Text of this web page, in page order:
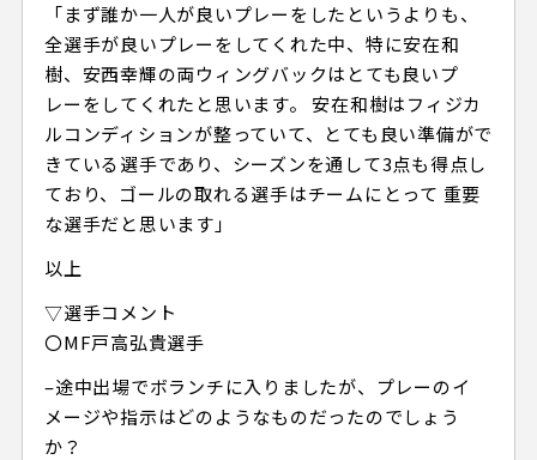
「まず誰か一人が良いプレーをしたというよりも、
全選手が良いプレーをしてくれた中、特に安在和
樹、安西幸輝の両ウィングバックはとても良いプ
レーをしてくれたと思います。 安在和樹はフィジカ
ルコンディションが整っていて、とても良い準備がで
きている選手であり、シーズンを通して3点も得点し
ており、ゴールの取れる選手はチームにとって 重要
な選手だと思います」
以上
▽選手コメント
〇MF戸高弘貴選手
–途中出場でボランチに入りましたが、プレーのイ
メージや指示はどのようなものだったのでしょう
か？